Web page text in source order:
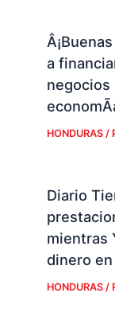
a
negocios
HONDURAS/
Diario
mientras
dinero
HONDURAS/